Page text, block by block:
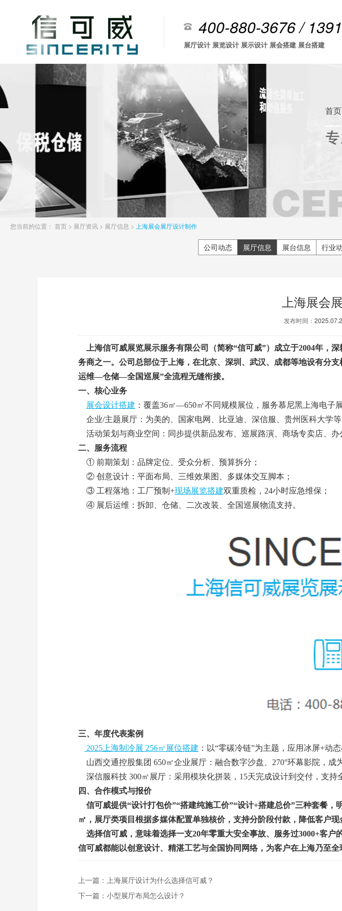
400-880-3676 /
展厅设计 展览设计 展示设计 展会搭建 展台搭建
首页
您当前的位置： 首页 > 展厅资讯 > 展厅信息 > 上海展会展厅设计制作
公司动态 展厅信息 展台信息 行业
上海展会
发布时间：
上海信可威展览展示服务有限公司（简称“信可威”）成立于2004年，深
务商之一。公司总部位于上海，在北京、深圳、武汉、成都等地设有
运维—仓储—全国巡展”全流程无缝衔接。
一、核心业务
展会设计搭建 ：覆盖36㎡—650㎡不同规模展位，服务慕尼黑上海电子
企业/主题展厅：为美的、国家电网、比亚迪、深信服、贵州医科大学
活动策划与商业空间：同步提供新品发布、巡展路演、商场专卖店、办
二、服务流程
① 前期策划：品牌定位、受众分析、预算拆分；
② 创意设计：平面布局、三维效果图、多媒体交互脚本；
③ 工程落地：工厂预制+现场展览搭建双重质检，24小时应急维保；
④ 展后运维：拆卸、仓储、二次改装、全国巡展物流支持。
三、年度代表案例
2025上海制冷展 256㎡展位搭建 ：以“零碳冷链”为主题，应用冰屏+动
山西交通控股集团 650㎡企业展厅：融合数字沙盘、270°环幕影院，成
深信服科技 300㎡展厅：采用模块化拼装，15天完成设计到交付，支持
四、合作模式与报价
信可威提供“设计打包价”“搭建纯施工价”“设计+搭建总价”三种套餐，
㎡，展厅类项目根据多媒体配置单独核价，支持分阶段付款，降低客户现
选择信可威，意味着选择一支20年零重大安全事故、服务过3000+客户
信可威都能以创意设计、精湛工艺与全国协同网络，为客户在上海乃至
上一篇： 上海展厅设计为什么选择信可威？
下一篇： 小型展厅布局怎么设计？